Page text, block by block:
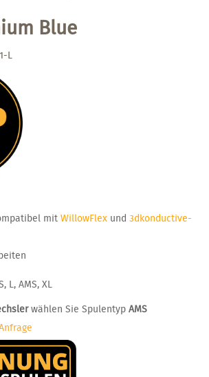
Blue
L
mit WillowFlex und 3dkonductive-
L, AMS, XL
wählen Sie Spulentyp AMS